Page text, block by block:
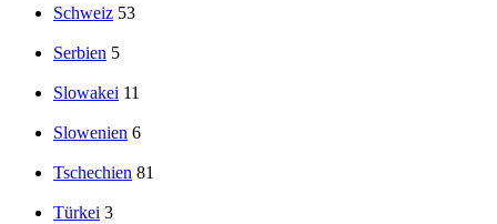
Schweiz 53
Serbien 5
Slowakei 11
Slowenien 6
Tschechien 81
Türkei 3